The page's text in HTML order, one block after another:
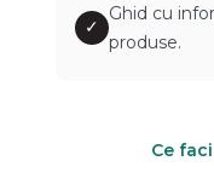
✓
Ghid cu
produse.
Ce